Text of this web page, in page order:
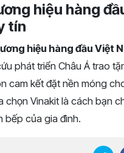
hiệu hàng
tín
hiệu hàng đầu Việt
phát triển Châu Á trao
cam kết đặt nền móng
chọn Vinakit là cách bạn
bếp của gia đình.